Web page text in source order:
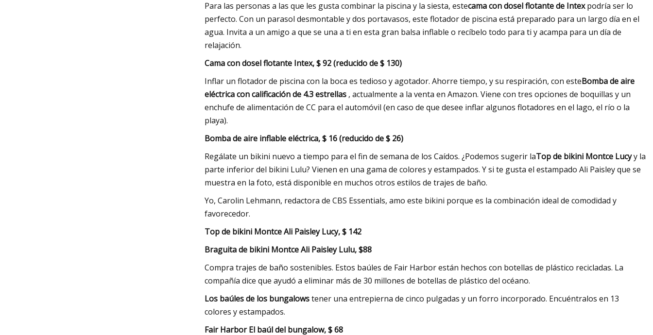
Para las personas a las que les gusta combinar la piscina y la siesta, estecama con dosel flotante de Intexpodría ser lo
perfecto. Con un parasol desmontable y dos portavasos, este flotador de piscina está preparado para un largo día en el
agua. Invita a un amigo a que se una a ti en esta gran balsa inflable o recíbelo todo para ti y acampa para un día de
relajación.
Cama con dosel flotante Intex, $ 92 (reducido de $ 130)
Inflar un flotador de piscina con la boca es tedioso y agotador. Ahorre tiempo, y su respiración, con esteBomba de aire
eléctrica con calificación de 4.3 estrellas , actualmente a la venta en Amazon. Viene con tres opciones de boquillas y un
enchufe de alimentación de CC para el automóvil (en caso de que desee inflar algunos flotadores en el lago, el río o la
playa).
Bomba de aire inflable eléctrica, $ 16 (reducido de $ 26)
Regálate un bikini nuevo a tiempo para el fin de semana de los Caídos. ¿Podemos sugerir laTop de bikini Montce Lucyy la
parte inferior del bikini Lulu? Vienen en una gama de colores y estampados. Y si te gusta el estampado Ali Paisley que se
muestra en la foto, está disponible en muchos otros estilos de trajes de baño.
Yo, Carolin Lehmann, redactora de CBS Essentials, amo este bikini porque es la combinación ideal de comodidad y
favorecedor.
Top de bikini Montce Ali Paisley Lucy, $ 142
Braguita de bikini Montce Ali Paisley Lulu, $88
Compra trajes de baño sostenibles. Estos baúles de Fair Harbor están hechos con botellas de plástico recicladas. La
compañía dice que ayudó a eliminar más de 30 millones de botellas de plástico del océano.
Los baúles de los bungalowstener una entrepierna de cinco pulgadas y un forro incorporado. Encuéntralos en 13
colores y estampados.
Fair Harbor El baúl del bungalow, $ 68